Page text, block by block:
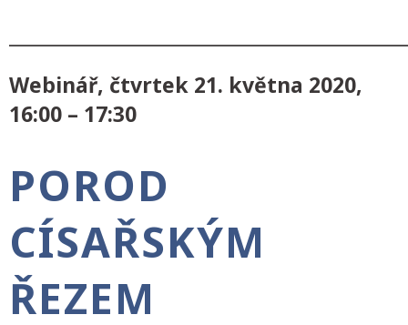
Webinář, čtvrtek 21. května 2020,
16:00 – 17:30
POROD
CÍSAŘSKÝM
ŘEZEM